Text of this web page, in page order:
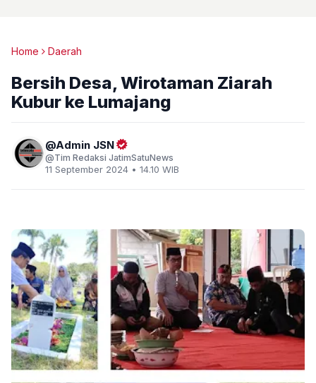
Home Daerah
Bersih Desa, Wirotaman Ziarah
Kubur ke Lumajang
Admin JSN
Tim Redaksi JatimSatuNews
11 September 2024 • 14.10 WIB